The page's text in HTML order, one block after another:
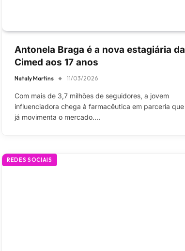
Antonela Braga é a nova estagiária da
Cimed aos 17 anos
Nataly Martins 11/03/2026
Com mais de 3,7 milhões de seguidores, a jovem
influenciadora chega à farmacêutica em parceria que
já movimenta o mercado.…
REDES SOCIAIS